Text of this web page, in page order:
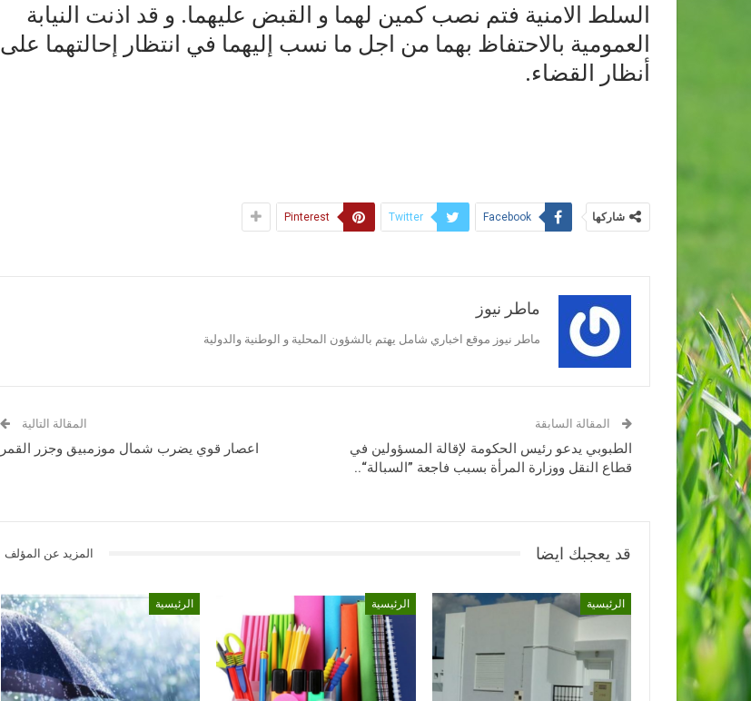
السلط الامنية فتم نصب كمين لهما و القبض عليهما. و قد اذنت النيابة
العمومية بالاحتفاظ بهما من اجل ما نسب إليهما في انتظار إحالتهما على
أنظار القضاء.
شاركها Facebook
Twitter
Pinterest
ماطر نيوز
ماطر نيوز موقع اخباري شامل يهتم بالشؤون المحلية و الوطنية والدولية
المقالة السابقة
الطبوبي يدعو رئيس الحكومة لإقالة المسؤولين في
قطاع النقل ووزارة المرأة بسبب فاجعة ”السبالة“..
المقالة التالية
اعصار قوي يضرب شمال موزمبيق وجزر القمر
قد يعجبك ايضا المزيد عن المؤلف
الرئيسية الرئيسية الرئيسية